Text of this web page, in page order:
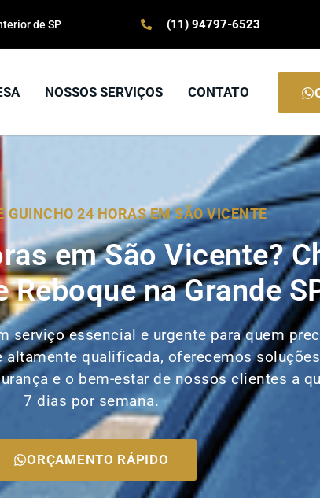
de SP (11) 94797-6523
NOSSOS SERVIÇOS CONTATO
GUINCHO 24 HORAS EM SÃO VICENTE
em São Vicente?
Reboque na Grande
serviço essencial e urgente para quem
altamente qualificada, oferecemos
e o bem-estar de nossos clientes a
7 dias por semana.
ORÇAMENTO RÁPIDO